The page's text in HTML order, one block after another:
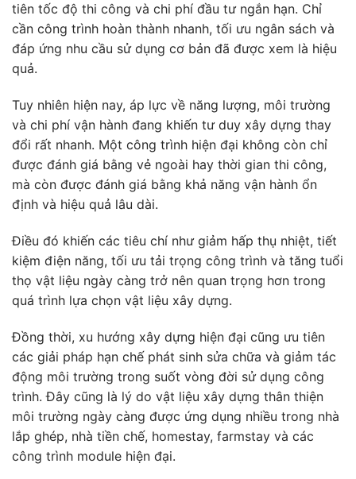
tiên tốc độ thi công và chi phí đầu tư ngắn hạn. Chỉ
cần công trình hoàn thành nhanh, tối ưu ngân sách và
đáp ứng nhu cầu sử dụng cơ bản đã được xem là hiệu
quả.
Tuy nhiên hiện nay, áp lực về năng lượng, môi trường
và chi phí vận hành đang khiến tư duy xây dựng thay
đổi rất nhanh. Một công trình hiện đại không còn chỉ
được đánh giá bằng vẻ ngoài hay thời gian thi công,
mà còn được đánh giá bằng khả năng vận hành ổn
định và hiệu quả lâu dài.
Điều đó khiến các tiêu chí như giảm hấp thụ nhiệt, tiết
kiệm điện năng, tối ưu tải trọng công trình và tăng tuổi
thọ vật liệu ngày càng trở nên quan trọng hơn trong
quá trình lựa chọn vật liệu xây dựng.
Đồng thời, xu hướng xây dựng hiện đại cũng ưu tiên
các giải pháp hạn chế phát sinh sửa chữa và giảm tác
động môi trường trong suốt vòng đời sử dụng công
trình. Đây cũng là lý do vật liệu xây dựng thân thiện
môi trường ngày càng được ứng dụng nhiều trong nhà
lắp ghép, nhà tiền chế, homestay, farmstay và các
công trình module hiện đại.